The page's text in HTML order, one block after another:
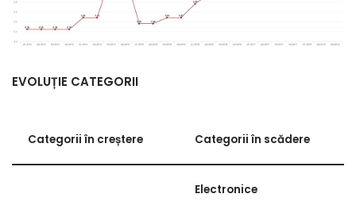
EVOLUȚIE CATEGORII
Categorii în creștere Categorii în scădere
Electronice